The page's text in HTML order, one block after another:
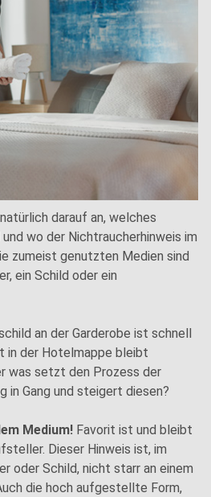
darauf an, welches
wo der Nichtraucherhinweis im
zumeist genutzten Medien sind
ein Schild oder ein
an der Garderobe ist schnell
in der Hotelmappe bleibt
was setzt den Prozess der
in Gang und steigert diesen?
Medium! Favorit ist und bleibt
Dieser Hinweis ist, im
oder Schild, nicht starr an einem
die hoch aufgestellte Form,